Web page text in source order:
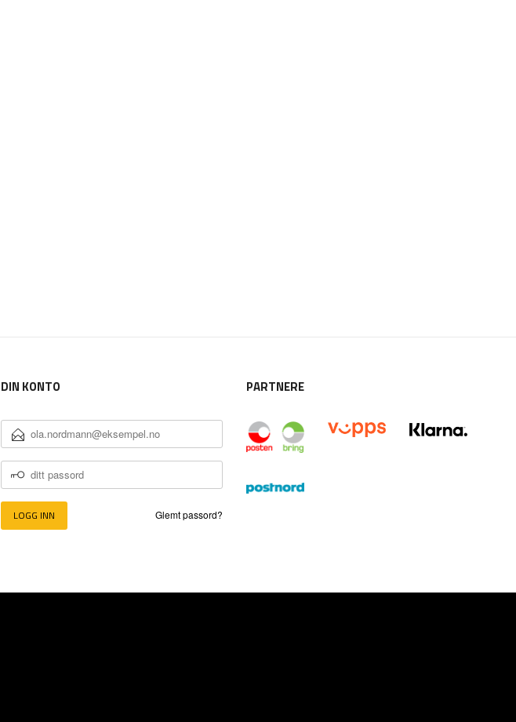
DIN KONTO
E-
POSTADRESSE
DITT
PASSORD
Glemt passord?
PARTNERE